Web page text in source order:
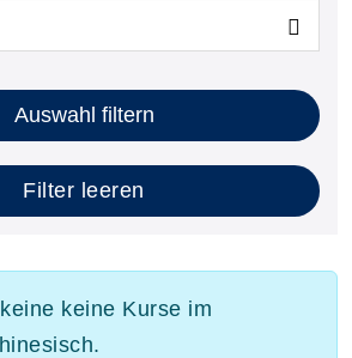
Auswahl filtern
Filter leeren
keine Kurse im